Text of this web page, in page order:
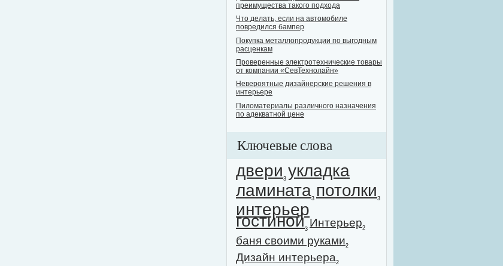
преимущества такого подхода
Что делать, если на автомобиле
повредился бампер
Покупка металлопродукции по выгодным
расценкам
Проверенные электротехнические товары
от компании «СевТехнолайн»
Невероятные дизайнерские решения в
интерьере
Пиломатериалы различного назначения
по адекватной цене
Ключевые слова
двери 3 укладка
ламината3 потолки 3
интерьер
гостиной3 Интерьер2
баня своими руками2
Дизайн интерьера2